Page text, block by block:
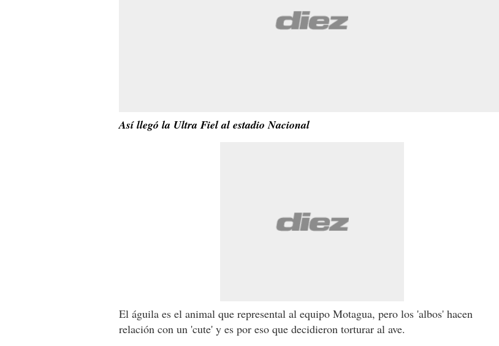
Así llegó la Ultra Fiel al estadio Nacional
El águila es el animal que represental al equipo Motagua, pero los 'albos' hacen
relación con un 'cute' y es por eso que decidieron torturar al ave.